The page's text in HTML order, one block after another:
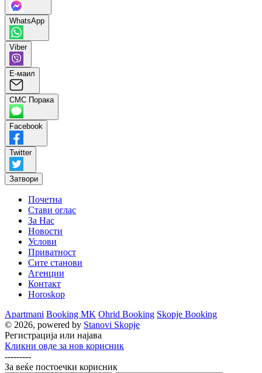
WhatsApp
Viber
Е-маил
СМС Порака
Facebook
Twitter
Затвори
Почетна
Стави оглас
За Нас
Новости
Услови
Приватност
Сите станови
Агенции
Контакт
Horoskop
Apartmani Booking MK Ohrid Booking Skopje Booking
© 2026, powered by Stanovi Skopje
Регистрација или најава
Кликни овде за нов корисник
---------
За веќе постоечки корисник